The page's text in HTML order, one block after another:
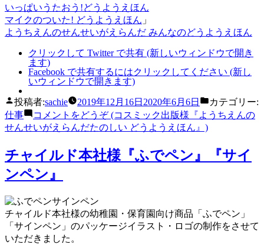
いっぱいうたおう!どうようえほん
マイクのついた! どうようえほん 」
ようちえんのせんせいがえらんだ みんなのどうようえほん
クリックして Twitter で共有 (新しいウィンドウで開き
ます)
Facebook で共有するにはクリックしてください (新し
いウィンドウで開きます)
投稿者:sachie 2019年12月16日 2020年6月6日
カテゴリー:
仕事
コメントをどうぞ(コスミック出版様『ようちえんの
せんせいがえらんだたのしい どうようえほん』)
チャイルド本社様『ふでペン』『サイ
ンペン』
チャイルド本社様の幼稚園・保育園向け商品「ふでペン」
「サインペン」のパッケージイラスト・ロゴの制作をさせて
いただきました。